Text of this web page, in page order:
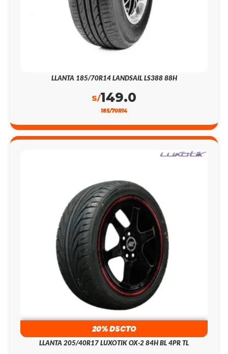
LLANTA 185/70R14 LANDSAIL LS388 88H
S/149.0
185/70R14
20% DSCTO
LLANTA 205/40R17 LUXOTIK OX-2 84H BL 4PR TL